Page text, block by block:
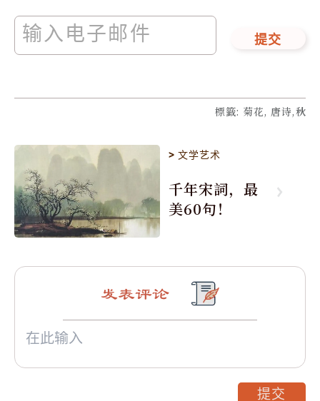
提交
標籤: 菊花, 唐诗,秋
>文学艺术
千年宋詞，最
美60句！
发表评论
提交